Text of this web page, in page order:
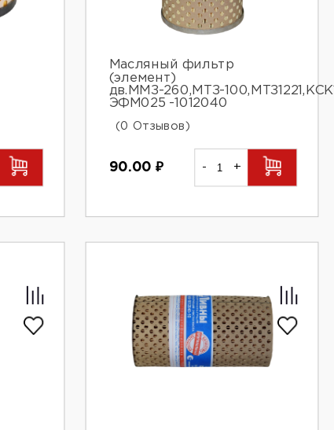
Масляный фильтр
(элемент)
дв.ММЗ-260,МТЗ-
ЭФМ025 -1012040
(0 Отзывов)
90.00 ₽ - +